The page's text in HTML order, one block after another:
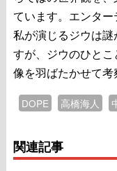
ています。エンター
私が演じるジウは
すが、ジウのひと
像を羽ばたかせて考
DOPE 高橋海人
関連記事